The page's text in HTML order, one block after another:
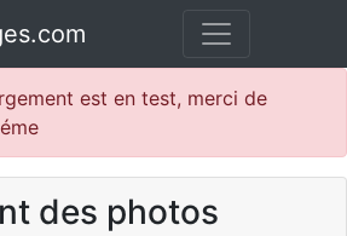
est en test, merci de
des photos